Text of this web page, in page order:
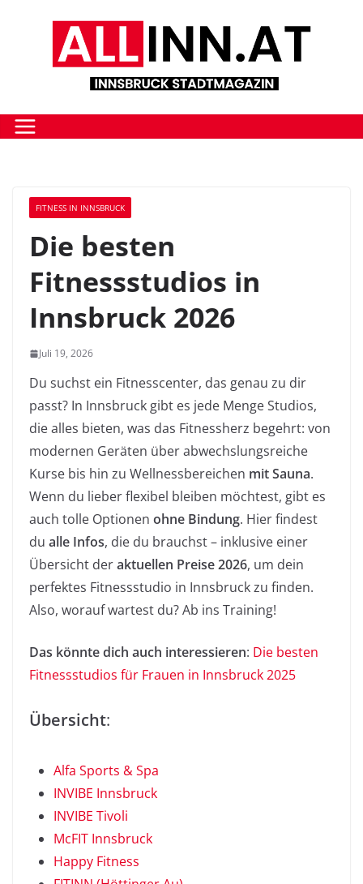
FITNESS IN INNSBRUCK
Die besten
Fitnessstudios in
Innsbruck 2026
Juli 19, 2026
Du suchst ein Fitnesscenter, das genau zu dir
passt? In Innsbruck gibt es jede Menge Studios,
die alles bieten, was das Fitnessherz begehrt: von
modernen Geräten über abwechslungsreiche
Kurse bis hin zu Wellnessbereichen mit Sauna.
Wenn du lieber flexibel bleiben möchtest, gibt es
auch tolle Optionen ohne Bindung. Hier findest
du alle Infos, die du brauchst – inklusive einer
Übersicht deraktuellen Preise 2026, um dein
perfektes Fitnessstudio in Innsbruck zu finden.
Also, worauf wartest du? Ab ins Training!
Das könnte dich auch interessieren: Die besten
Fitnessstudios für Frauen in Innsbruck 2025
Übersicht:
Alfa Sports & Spa
INVIBE Innsbruck
INVIBE Tivoli
McFIT Innsbruck
Happy Fitness